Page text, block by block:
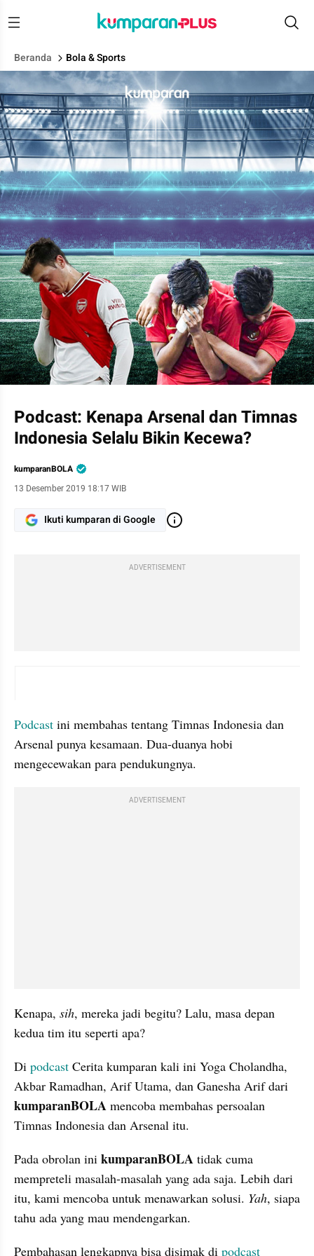
Beranda Bola & Sports
Podcast: Kenapa Arsenal dan Timnas
Indonesia Selalu Bikin Kecewa?
kumparanBOLA
13 Desember 2019 18:17 WIB
Ikuti kumparan di Google
ADVERTISEMENT
Podcast ini membahas tentang Timnas Indonesia dan
Arsenal punya kesamaan. Dua-duanya hobi
mengecewakan para pendukungnya.
ADVERTISEMENT
Kenapa, sih, mereka jadi begitu? Lalu, masa depan
kedua tim itu seperti apa?
Di podcast Cerita kumparan kali ini Yoga Cholandha,
kumparanBOLA mencoba membahas persoalan
Timnas Indonesia dan Arsenal itu.
Pada obrolan ini kumparanBOLA tidak cuma
mempreteli masalah-masalah yang ada saja. Lebih dari
itu, kami mencoba untuk menawarkan solusi. Yah, siapa
tahu ada yang mau mendengarkan.
Pembahasan lengkapnya bisa disimak di podcast